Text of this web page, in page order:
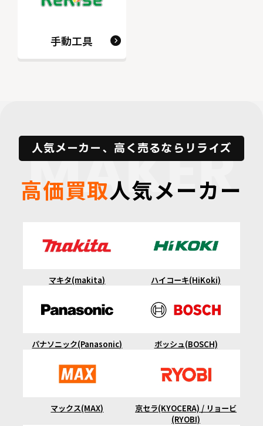
手動工具
人気メーカー、高く売るならリライズ
高価買取人気メーカー
MAKER
マキタ(makita) ハイコーキ(HiKoki)
パナソニック(Panasonic) ボッシュ(BOSCH)
マックス(MAX)
京セラ(KYOCERA) / リョービ
(RYOBI)